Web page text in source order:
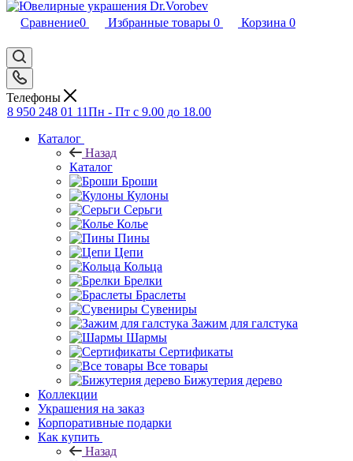
Сравнение0 Избранные товары 0 Корзина 0
Телефоны
8 950 248 01 11Пн - Пт с 9.00 до 18.00
Каталог
Назад
Каталог
Броши
Кулоны
Серьги
Колье
Пины
Цепи
Кольца
Брелки
Браслеты
Сувениры
Зажим для галстука
Шармы
Сертификаты
Все товары
Бижутерия дерево
Коллекции
Украшения на заказ
Корпоративные подарки
Как купить
Назад